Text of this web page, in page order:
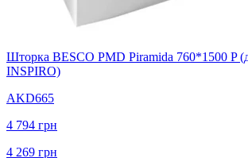
Шторка BESCO PMD Piramida 760*1500 P
INSPIRO)
AKD665
4 794 грн
4 269 грн